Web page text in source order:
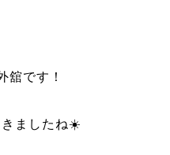
舘です！
きましたね☀️